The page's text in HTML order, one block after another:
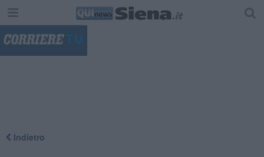
Indietro